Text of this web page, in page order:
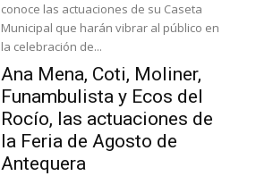
conoce las actuaciones de su Caseta
Municipal que harán vibrar al público en
la celebración de...
Ana Mena, Coti, Moliner,
Funambulista y Ecos del
Rocío, las actuaciones de
la Feria de Agosto de
Antequera